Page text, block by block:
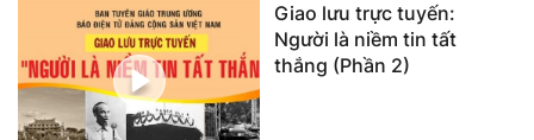
Giao lưu trực tuyến:
Người là niềm tin tất
thắng (Phần 2)